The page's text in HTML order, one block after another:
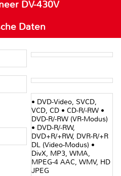
DV-430V
Daten
• DVD-Video, SVCD,
VCD, CD • CD-R/-RW •
DVD-R/-RW (VR-Modus)
• DVD-R/-RW,
DVD+R/+RW, DVR-R/+R
DL (Video-Modus) •
DivX, MP3, WMA,
MPEG-4 AAC, WMV, HD
JPEG